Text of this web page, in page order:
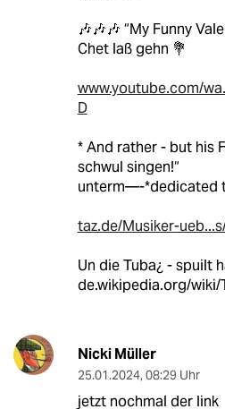
🎶🎶🎶 “My Funny
Chet laß gehn 💐
www.youtube.com/
D
* And rather - but his
schwul singen!“
unterm—-*dedicated
taz.de/Musiker-
Un die Tuba¿ - spuilt
de.wikipedia.org/wiki/
Nicki Müller
25.01.2024, 08:29 Uhr
jetzt nochmal der link